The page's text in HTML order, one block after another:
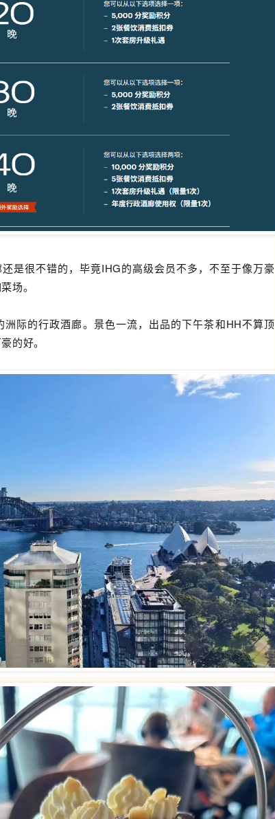
是很不错的，毕竟IHG的高级会员不多，不至于像万豪
场。
洲际的行政酒廊。景色一流，出品的下午茶和HH不算顶
的好。